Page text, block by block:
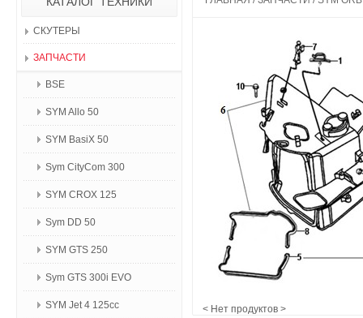
СКУТЕРЫ
ЗАПЧАСТИ
BSE
SYM Allo 50
SYM BasiX 50
Sym CityCom 300
SYM CROX 125
Sym DD 50
SYM GTS 250
Sym GTS 300i EVO
SYM Jet 4 125сс < Нет продуктов >